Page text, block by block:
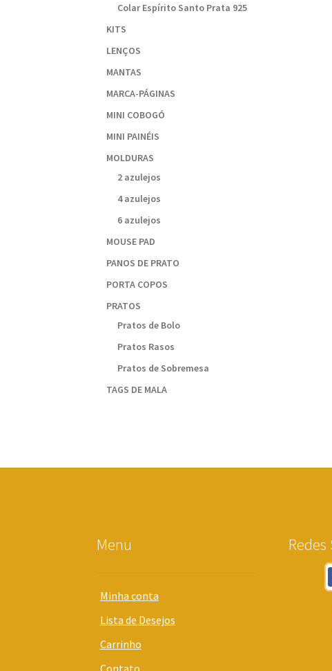
Colar Espírito Santo Prata 925
KITS
LENÇOS
MANTAS
MARCA-PÁGINAS
MINI COBOGÓ
MINI PAINÉIS
MOLDURAS
2 azulejos
4 azulejos
6 azulejos
MOUSE PAD
PANOS DE PRATO
PORTA COPOS
PRATOS
Pratos de Bolo
Pratos Rasos
Pratos de Sobremesa
TAGS DE MALA
Menu
Minha conta
Lista de Desejos
Carrinho
Contato